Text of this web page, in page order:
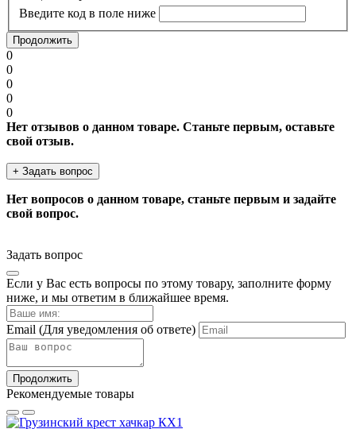
Введите код в поле ниже
Продолжить
0
0
0
0
0
Нет отзывов о данном товаре. Станьте первым, оставьте
свой отзыв.
+ Задать вопрос
Нет вопросов о данном товаре, станьте первым и задайте
свой вопрос.
Задать вопрос
Если у Вас есть вопросы по этому товару, заполните форму
ниже, и мы ответим в ближайшее время.
Email (Для уведомления об ответе)
Продолжить
Рекомендуемые товары